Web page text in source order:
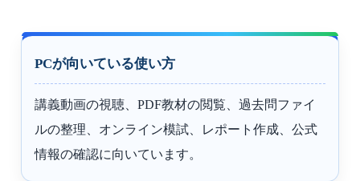
PCが向いている使い方
講義動画の視聴、PDF教材の閲覧、過去問ファイ
ルの整理、オンライン模試、レポート作成、公式
情報の確認に向いています。